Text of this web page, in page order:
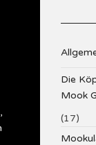
Die
Mook
(17)